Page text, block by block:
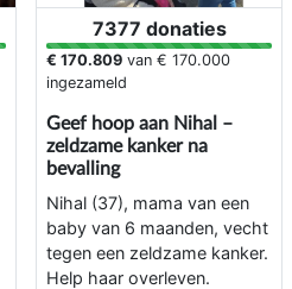
7377 donaties
€ 170.809 van € 170.000
ingezameld
Geef hoop aan Nihal –
zeldzame kanker na
bevalling
Nihal (37), mama van een
baby van 6 maanden, vecht
tegen een zeldzame kanker.
Help haar overleven.